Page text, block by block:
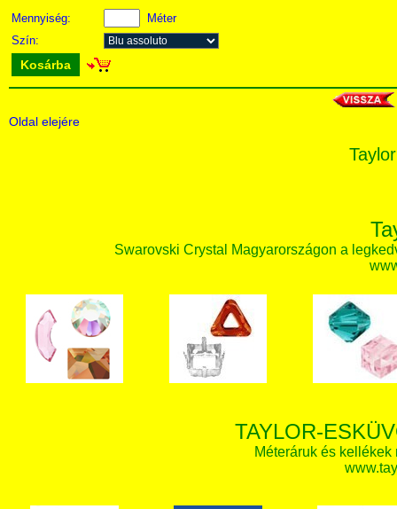
Mennyiség:
Méter
Szín:
Kosárba
Oldal elejére
Swarovski Crystal Magyarországon a
TAYLOR-
Méteráruk és